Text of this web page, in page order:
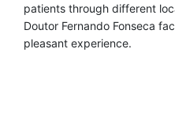
patients through different
Doutor Fernando Fonseca
pleasant experience.